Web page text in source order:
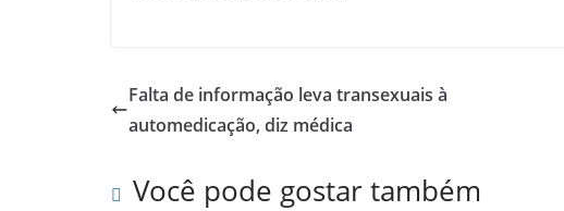
Falta de informação leva transexuais à
automedicação, diz médica
Você pode gostar também